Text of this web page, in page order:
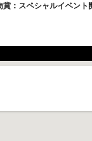
賞：スペシャルイベン